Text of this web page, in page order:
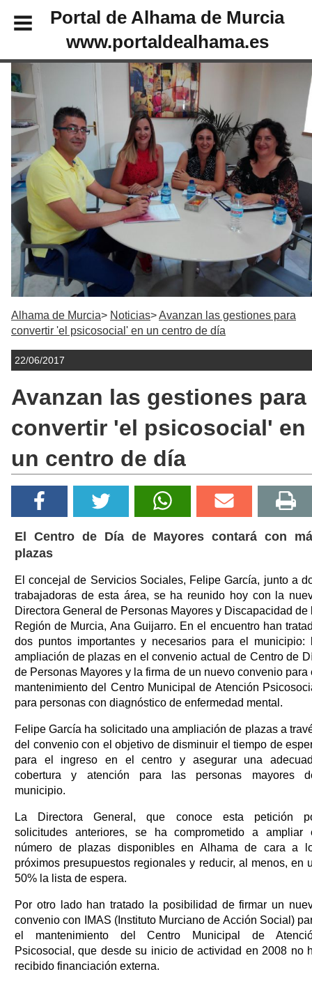
Portal de Alhama de Murcia
www.portaldealhama.es
Alhama de Murcia Noticias
Avanzan las gestiones para
convertir 'el psicosocial' en un centro de día
22/06/2017
Avanzan las gestiones para
convertir 'el psicosocial' en
un centro de día
El Centro de Día de Mayores contará con
plazas
El concejal de Servicios Sociales, Felipe García, junto a
trabajadoras de esta área, se ha reunido hoy con la
Directora General de Personas Mayores y Discapacidad de
Región de Murcia, Ana Guijarro. En el encuentro han
dos puntos importantes y necesarios para el municipio:
ampliación de plazas en el convenio actual de Centro de
de Personas Mayores y la firma de un nuevo convenio para
mantenimiento del Centro Municipal de Atención
para personas con diagnóstico de enfermedad mental.
Felipe García ha solicitado una ampliación de plazas a
del convenio con el objetivo de disminuir el tiempo de
para el ingreso en el centro y asegurar una
cobertura y atención para las personas mayores
municipio.
La Directora General, que conoce esta petición
solicitudes anteriores, se ha comprometido a ampliar
número de plazas disponibles en Alhama de cara a
próximos presupuestos regionales y reducir, al menos, en
50% la lista de espera.
Por otro lado han tratado la posibilidad de firmar un
convenio con IMAS (Instituto Murciano de Acción Social)
el mantenimiento del Centro Municipal de
Psicosocial, que desde su inicio de actividad en 2008 no
recibido financiación externa.